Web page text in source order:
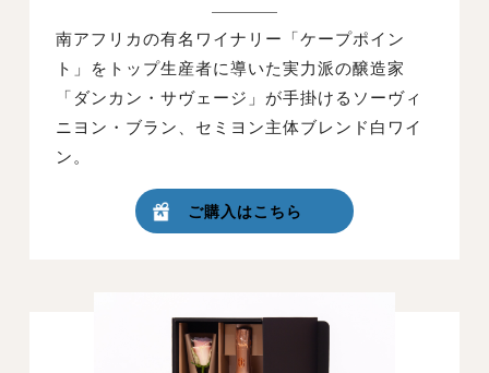
南アフリカの有名ワイナリー「ケープポイン
ト」をトップ生産者に導いた実力派の醸造家
「ダンカン・サヴェージ」が手掛けるソーヴィ
ニヨン・ブラン、セミヨン主体ブレンド白ワイ
ン。
ご購入はこちら